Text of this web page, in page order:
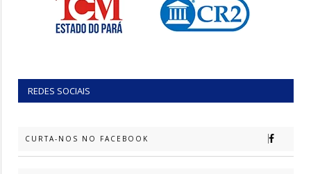
REDES SOCIAIS
CURTA-NOS NO FACEBOOK